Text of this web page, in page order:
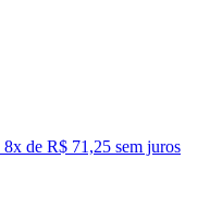
8x de R$ 71,25 sem juros